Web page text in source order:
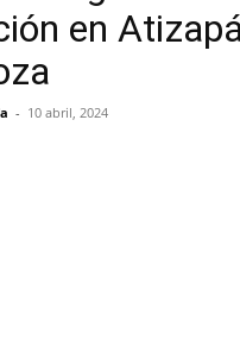
en
- 10 abril, 2024